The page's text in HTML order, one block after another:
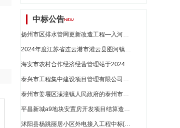
中标公告
扬州市区排水管网更新改造工程—入河雨水口截流井改造评标结果公示_江苏省招标
2024年度江苏省连云港市灌云县图河镇三舍片高标准农田建设改造提升项目(中央预算内)二标段中标结果公告_江苏省招标
海安市农村合作经济经营管理站于2024年11月25日成交一笔交易_江苏省招标
泰兴市工程集中建设项目管理有限公司的长征路（国庆路至大庆路）附属设施改造工程施工评标结果公示_江苏省招标
泰州市姜堰区溱潼镇人民政府的泰州市姜堰区溱湖湾宜居宜业和美乡村示范片区建设项目（洲南村道路建设）评标结果公示_江苏省招标
平昌新城a9地块安置房开发项目结算造价争议部分造价咨询服务_江苏省招标
沭阳县杨跳丽居小区外电接入工程中标[zbzb202411228091671]_江苏省招标